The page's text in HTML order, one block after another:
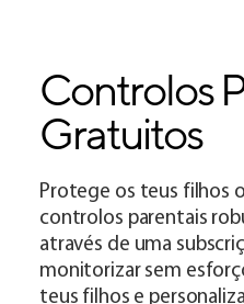
Controlos
Gratuitos
Protege os teus filhos
controlos parentais
através de uma
monitorizar sem
teus filhos e